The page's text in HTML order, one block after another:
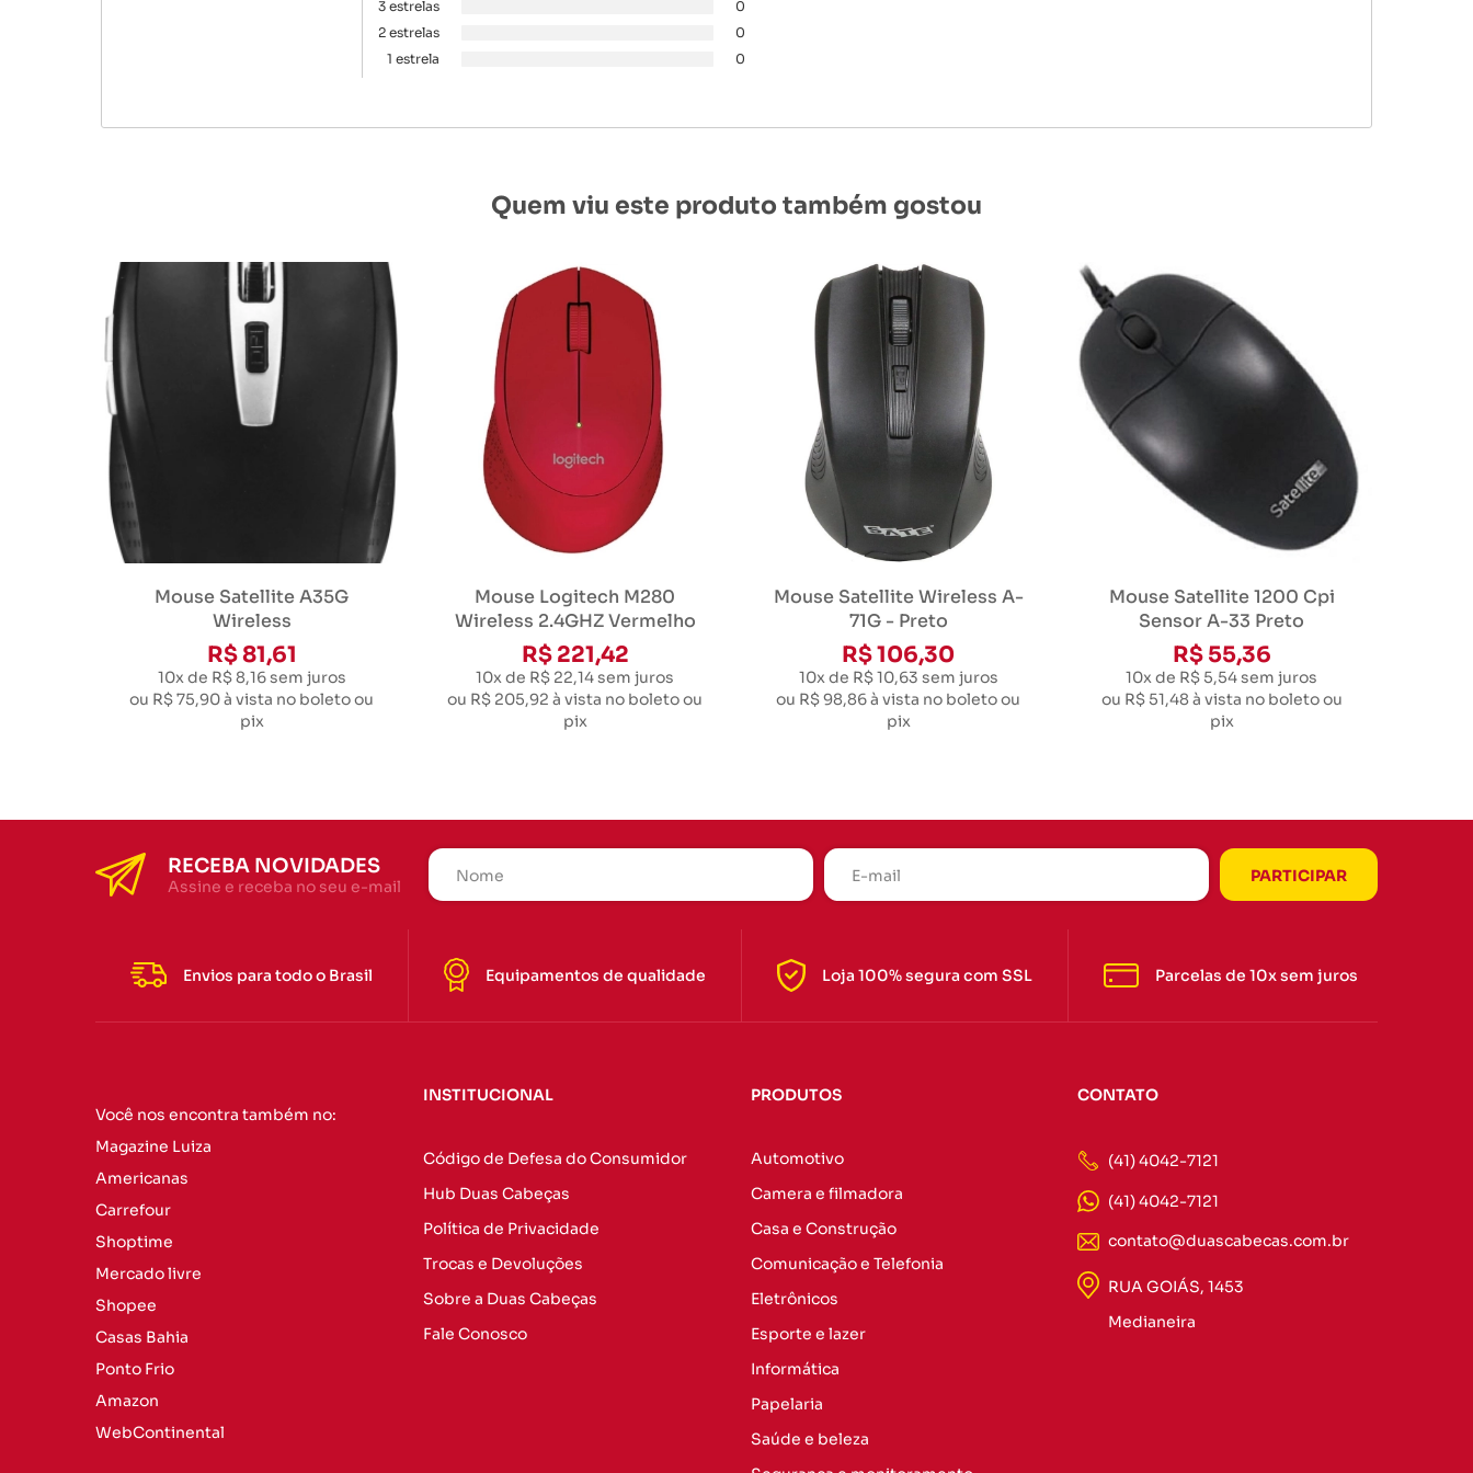
3 estrelas
0
2 estrelas
0
1 estrela
0
Quem viu este produto também gostou
Mouse Satellite A35G
Wireless
R$ 81,61
10x de R$ 8,16sem juros
ou R$ 75,90à vista no boleto ou
pix
Mouse Logitech M280
Wireless 2.4GHZ Vermelho
R$ 221,42
10x de R$ 22,14sem juros
ou R$ 205,92 à vista no boleto ou
pix
Mouse Satellite Wireless A-
71G - Preto
R$ 106,30
10x de R$ 10,63 sem juros
ou R$ 98,86à vista no boleto ou
pix
Mouse Satellite 1200 Cpi
Sensor A-33 Preto
R$ 55,36
10x de R$ 5,54sem juros
ou R$ 51,48à vista no boleto ou
pix
RECEBA NOVIDADES
Assine e receba no seu e-mail
Envios para todo o Brasil Equipamentos de qualidade Loja 100% segura com SSL Parcelas de 10x sem juros
Você nos encontra também no:
Magazine Luiza
Americanas
Carrefour
Shoptime
Mercado livre
Shopee
Casas Bahia
Ponto Frio
Amazon
WebContinental
INSTITUCIONAL
Código de Defesa do Consumidor
Hub Duas Cabeças
Política de Privacidade
Trocas e Devoluções
Sobre a Duas Cabeças
Fale Conosco
PRODUTOS
Automotivo
Camera e filmadora
Casa e Construção
Comunicação e Telefonia
Eletrônicos
Esporte e lazer
Informática
Papelaria
Saúde e beleza
CONTATO
(41) 4042-7121
(41) 4042-7121
contato@duascabecas.com.br
RUA GOIÁS, 1453
Medianeira